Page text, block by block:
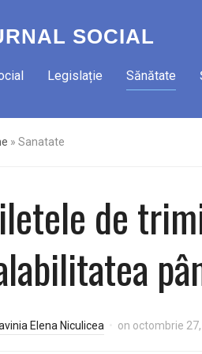
SOCIAL
Legislație Sănătate
» Sanatate
de
Elena Niculicea on octombrie 27,